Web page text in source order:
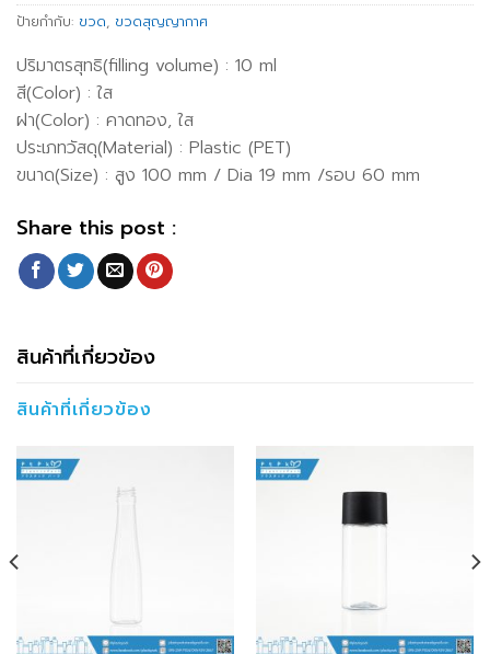
ป้ายกำกับ: ขวด, ขวดสุญญากาศ
ปริมาตรสุทธิ(filling volume) : 10 ml
สี(Color) : ใส
ฝา(Color) : คาดทอง, ใส
ประเภทวัสดุ(Material) : Plastic (PET)
ขนาด(Size) : สูง 100 mm / Dia 19 mm /รอบ 60 mm
Share this post :
สินค้าที่เกี่ยวข้อง
สินค้าที่เกี่ยวข้อง